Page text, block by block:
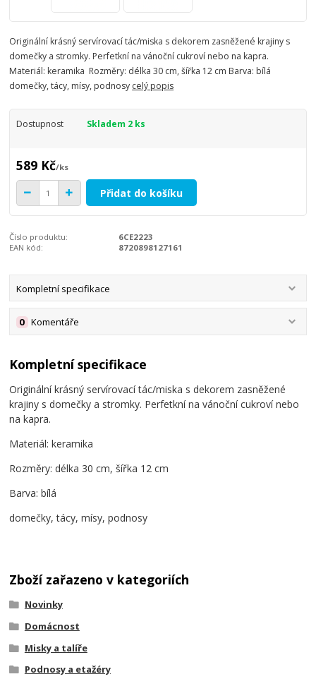
Originální krásný servírovací tác/miska s dekorem zasněžené krajiny s
domečky a stromky. Perfetkní na vánoční cukroví nebo na kapra.
Materiál: keramika Rozměry: délka 30 cm, šířka 12 cm Barva: bílá
domečky, tácy, mísy, podnosy celý popis
Dostupnost Skladem 2 ks
589 Kč/ks
Přidat do košíku
Číslo produktu:
6CE2223
EAN kód:
8720898127161
Kompletní specifikace
Komentáře
0
Kompletní specifikace
Originální krásný servírovací tác/miska s dekorem zasněžené
krajiny s domečky a stromky. Perfetkní na vánoční cukroví nebo
na kapra.
Materiál: keramika
Rozměry: délka 30 cm, šířka 12 cm
Barva: bílá
domečky, tácy, mísy, podnosy
Zboží zařazeno v kategoriích
Novinky
Domácnost
Misky a talíře
Podnosy a etažéry